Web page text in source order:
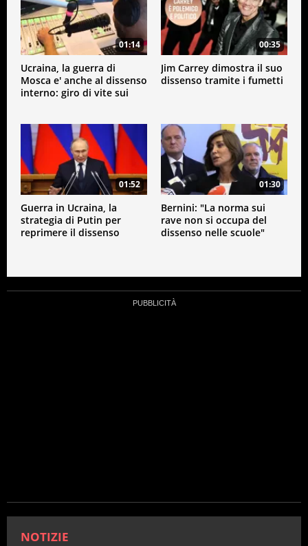
01:14
Ucraina, la guerra di
Mosca e' anche al dissenso
interno: giro di vite sui
00:35
Jim Carrey dimostra il suo
dissenso tramite i fumetti
01:52
Guerra in Ucraina, la
strategia di Putin per
reprimere il dissenso
01:30
Bernini: "La norma sui
rave non si occupa del
dissenso nelle scuole"
NOTIZIE